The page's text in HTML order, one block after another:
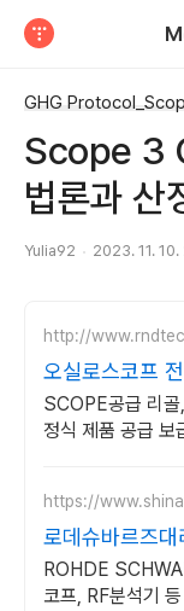
GHG
Scope 3
법론과 산
Yulia92 2023. 11. 10.
http://
오실로스코프
SCOPE공급 리골
정식 제품 공급 보
https://
로데슈바르즈
44% 할인 프로
ROHDE
코프, RF분석기